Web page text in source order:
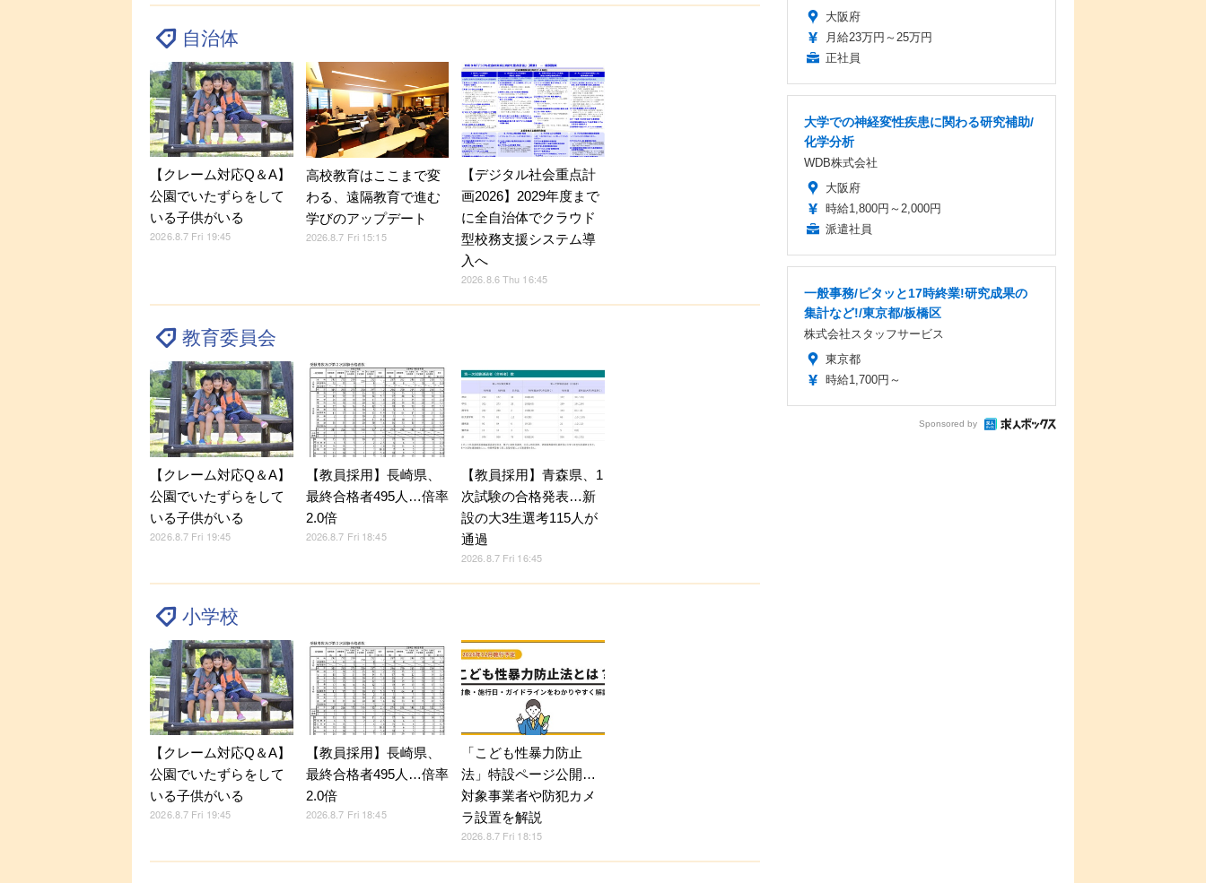
自治体
【クレーム対応Q＆A】
公園でいたずらをして
いる子供がいる
2026.8.7 Fri 19:45
高校教育はここまで変
わる、遠隔教育で進む
学びのアップデート
2026.8.7 Fri 15:15
【デジタル社会重点計
画2026】2029年度まで
に全自治体でクラウド
型校務支援システム導
入へ
2026.8.6 Thu 16:45
教育委員会
【クレーム対応Q＆A】
公園でいたずらをして
いる子供がいる
2026.8.7 Fri 19:45
【教員採用】長崎県、
最終合格者495人…倍率
2.0倍
2026.8.7 Fri 18:45
【教員採用】青森県、1
次試験の合格発表…新
設の大3生選考115人が
通過
2026.8.7 Fri 16:45
小学校
【クレーム対応Q＆A】
公園でいたずらをして
いる子供がいる
2026.8.7 Fri 19:45
【教員採用】長崎県、
最終合格者495人…倍率
2.0倍
2026.8.7 Fri 18:45
「こども性暴力防止
法」特設ページ公開…
対象事業者や防犯カメ
ラ設置を解説
2026.8.7 Fri 18:15
大阪府
月給23万円～25万円
正社員
大学での神経変性疾患に関わる研究補助/
化学分析
WDB株式会社
大阪府
時給1,800円～2,000円
派遣社員
一般事務/ピタッと17時終業!研究成果の
集計など!/東京都/板橋区
株式会社スタッフサービス
東京都
時給1,700円～
Sponsored by